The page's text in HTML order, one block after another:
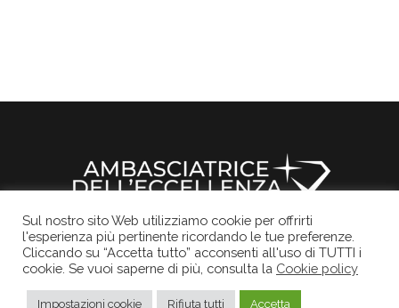
Il sito ufficiale della Rocchetta Mattei
Informativa Privacy
Cookies Policy Credits
© 2017Rocchetta Mattei, Tutti i diritti sono
riservati.
Sul nostro sito Web utilizziamo cookie per offrirti
l'esperienza più pertinente ricordando le tue preferenze.
Cliccando su “Accetta tutto” acconsenti all'uso di TUTTI i
cookie. Se vuoi saperne di più, consulta la Cookie policy
Impostazioni cookie Rifiuta tutti Accetta